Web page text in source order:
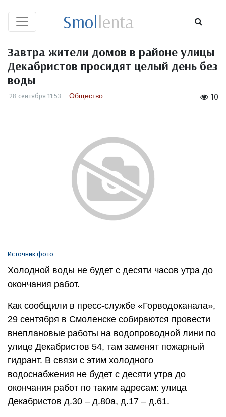
Smollenta
Завтра жители домов в районе улицы
Декабристов просидят целый день без
воды
10
28 сентября 11:53 Общество
Источник фото
Холодной воды не будет с десяти часов утра до
окончания работ.
Как сообщили в пресс-службе «Горводоканала»,
29 сентября в Смоленске собираются провести
внеплановые работы на водопроводной лини по
улице Декабристов 54, там заменят пожарный
гидрант. В связи с этим холодного
водоснабжения не будет с десяти утра до
окончания работ по таким адресам: улица
Декабристов д.30 – д.80а, д.17 – д.61.